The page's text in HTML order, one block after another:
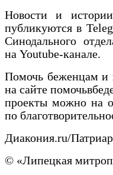
Новости и
публикуются в
Синодального
на Youtube-канале.
Помочь беженцам
на сайте
проекты можно на
по
Диакония.ru/
© «Липецкая